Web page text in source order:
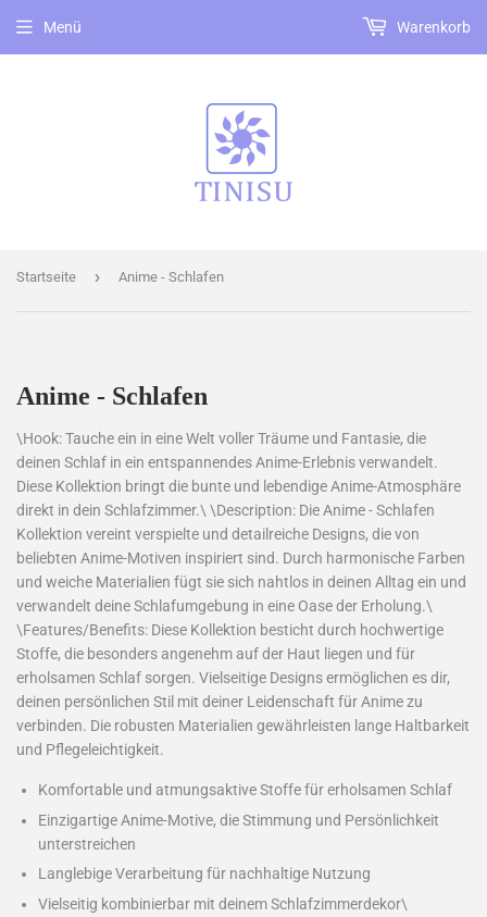
Menü Warenkorb
Startseite › Anime - Schlafen
Anime - Schlafen
\Hook: Tauche ein in eine Welt voller Träume und Fantasie, die
deinen Schlaf in ein entspannendes Anime-Erlebnis verwandelt.
Diese Kollektion bringt die bunte und lebendige Anime-Atmosphäre
direkt in dein Schlafzimmer.\ \Description: Die Anime - Schlafen
Kollektion vereint verspielte und detailreiche Designs, die von
beliebten Anime-Motiven inspiriert sind. Durch harmonische Farben
und weiche Materialien fügt sie sich nahtlos in deinen Alltag ein und
verwandelt deine Schlafumgebung in eine Oase der Erholung.\
\Features/Benefits: Diese Kollektion besticht durch hochwertige
Stoffe, die besonders angenehm auf der Haut liegen und für
erholsamen Schlaf sorgen. Vielseitige Designs ermöglichen es dir,
deinen persönlichen Stil mit deiner Leidenschaft für Anime zu
verbinden. Die robusten Materialien gewährleisten lange Haltbarkeit
und Pflegeleichtigkeit.
Komfortable und atmungsaktive Stoffe für erholsamen Schlaf
Einzigartige Anime-Motive, die Stimmung und Persönlichkeit
unterstreichen
Langlebige Verarbeitung für nachhaltige Nutzung
Vielseitig kombinierbar mit deinem Schlafzimmerdekor\